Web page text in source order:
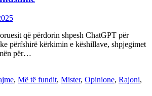
që përdorin shpesh ChatGPT për
përfshirë kërkimin e këshillave, shpjegimet
për…
, Më të fundit, Mister, Opinione, Rajoni,